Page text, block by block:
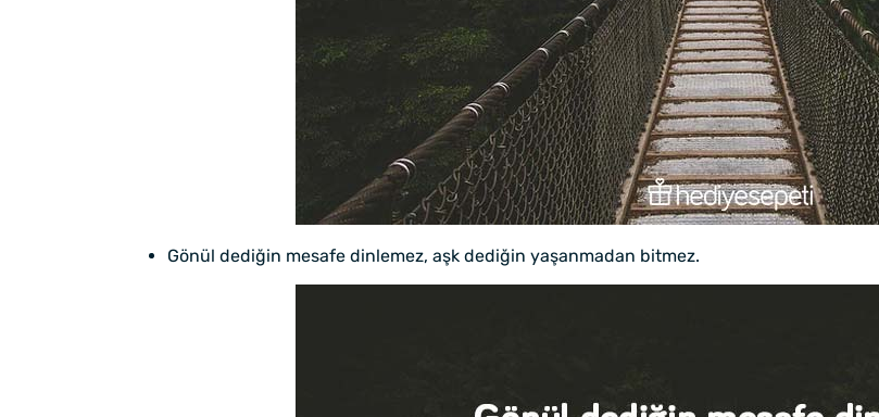
Gönül dediğin mesafe dinlemez, aşk dediğin yaşanmadan bitmez.